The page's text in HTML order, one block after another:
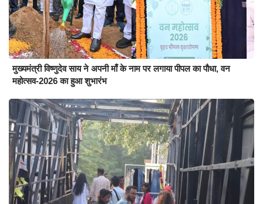
मुख्यमंत्री विष्णुदेव साय ने अपनी माँ के नाम पर लगाया पीपल का पौधा, वन
महोत्सव-2026 का हुआ शुभारंभ